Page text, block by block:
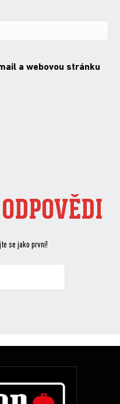
a webovou stránku
se jako první!